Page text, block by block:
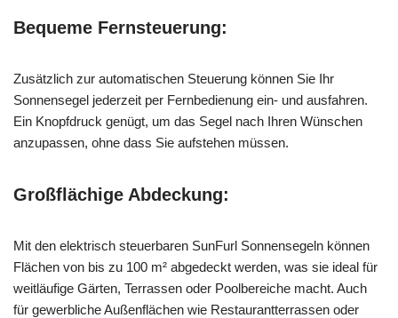
Bequeme Fernsteuerung:
Zusätzlich zur automatischen Steuerung können Sie Ihr
Sonnensegel jederzeit per Fernbedienung ein- und ausfahren.
Ein Knopfdruck genügt, um das Segel nach Ihren Wünschen
anzupassen, ohne dass Sie aufstehen müssen.
Großflächige Abdeckung:
Mit den elektrisch steuerbaren SunFurl Sonnensegeln können
Flächen von bis zu 100 m² abgedeckt werden, was sie ideal für
weitläufige Gärten, Terrassen oder Poolbereiche macht. Auch
für gewerbliche Außenflächen wie Restaurantterrassen oder